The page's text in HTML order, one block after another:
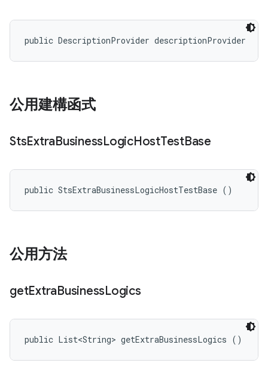
public DescriptionProvider descriptionProvider
公用建構函式
StsExtraBusinessLogicHostTestBase
public StsExtraBusinessLogicHostTestBase ()
公用方法
getExtraBusinessLogics
public List<String> getExtraBusinessLogics ()